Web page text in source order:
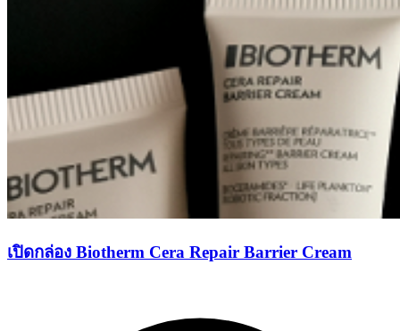
เปิดกล่อง Biotherm Cera Repair Barrier Cream